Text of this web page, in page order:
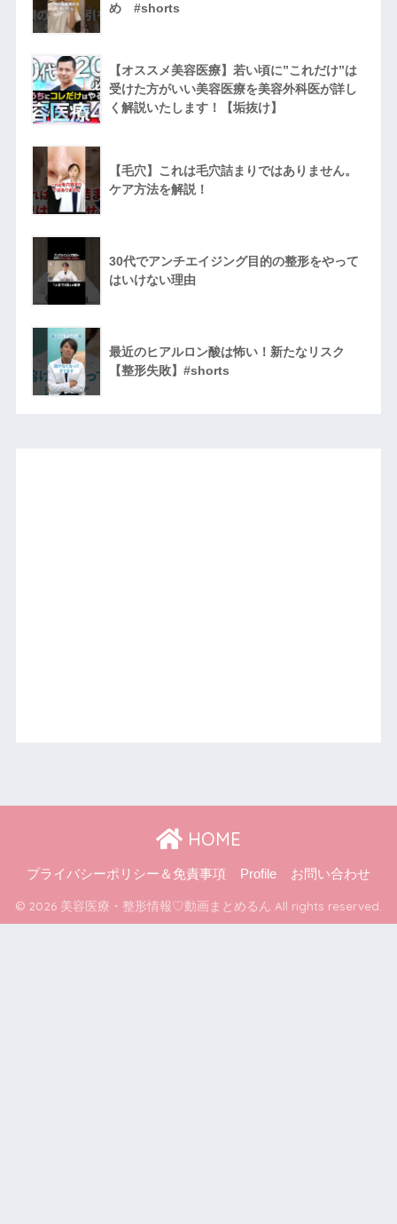
め #shorts
【オススメ美容医療】若い頃に”これだけ”は
受けた方がいい美容医療を美容外科医が詳し
く解説いたします！【垢抜け】
【毛穴】これは毛穴詰まりではありません。
ケア方法を解説！
30代でアンチエイジング目的の整形をやって
はいけない理由
最近のヒアルロン酸は怖い！新たなリスク
【整形失敗】#shorts
HOME
プライバシーポリシー＆免責事項 Profile お問い合わせ
© 2026 美容医療・整形情報♡動画まとめるん All rights reserved.